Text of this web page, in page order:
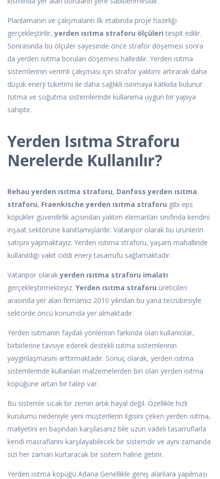
Planlamanın ve çalışmaların ilk etabında proje hazırlığı
gerçekleştirilir,yerden ısıtma straforu ölçüleri tespit edilir.
Sonrasında bu ölçüler sayesinde önce strafor döşemesi sonra
da yerden ısıtma boruları döşemesi halledilir. Yerden ısıtma
sistemlerinin verimli çalışması için strafor yalıtımı artırarak daha
düşük enerji tüketimi ile daha sağlıklı ısınmaya katkıda bulunur.
Isıtma ve soğutma sistemlerinde kullanıma uygun bir yapıya
sahiptir.
Yerden Isıtma Straforu
Nerelerde Kullanılır?
Rehau yerden ısıtma straforu, Danfoss yerden ısıtma
straforu, Fraenkische yerden ısıtma straforu gibi eps
köpükler güvenilirlik açısından yalıtım elemanları sınıfında kendini
inşaat sektörüne kanıtlamışlardır. Vatanpor olarak bu ürünlerin
satışını yapmaktayız. Yerden ısıtıma straforu, yaşam mahallinde
kullanıldığı vakit ciddi enerji tasarrufu sağlamaktadır.
Vatanpor olarakyerden ısıtma straforu imalatı
gerçekleştirmekteyiz. Yerden ısıtma straforu üreticileri
arasında yer alan firmamız 2010 yılından bu yana tecrübesiyle
sektörde öncü konumda yer almaktadır.
Yerden ısıtmanın faydalı yönlerinin farkında olan kullanıcılar,
birbirlerine tavsiye ederek destekli ısıtma sistemlerinin
yaygınlaşmasını arttırmaktadır. Sonuç olarak, yerden ısıtma
sistemlerinde kullanılan malzemelerden biri olan yerden ısıtma
köpüğüne artan bir talep var.
Bu sistemle sıcak bir zemin artık hayal değil. Özellikle hızlı
kurulumu nedeniyle yeni müşterilerin ilgisini çeken yerden ısıtma,
maliyetini en başından karşılasanız bile uzun vadeli tasarruflarla
kendi masraflarını karşılayabilecek bir sistemdir ve aynı zamanda
sizi her zaman kurtaracak bir sistem haline getirir.
Yerden ısıtma köpüğü Adana Genellikle geniş alanlara yapılması